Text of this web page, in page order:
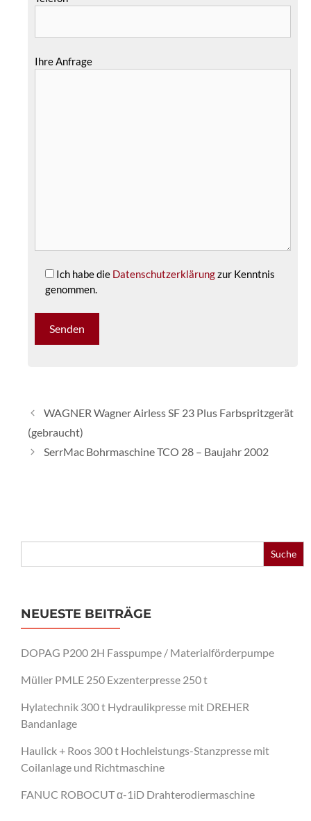
Ihre Anfrage
Ich habe die Datenschutzerklärungzur Kenntnis
genommen.
WAGNER Wagner Airless SF 23 Plus Farbspritzgerät
(gebraucht)
SerrMac Bohrmaschine TCO 28 – Baujahr 2002
Search
NEUESTE BEITRÄGE
DOPAG P200 2H Fasspumpe / Materialförderpumpe
Müller PMLE 250 Exzenterpresse 250 t
Hylatechnik 300 t Hydraulikpresse mit DREHER
Bandanlage
Haulick + Roos 300 t Hochleistungs-Stanzpresse mit
Coilanlage und Richtmaschine
FANUC ROBOCUT α-1iD Drahterodiermaschine